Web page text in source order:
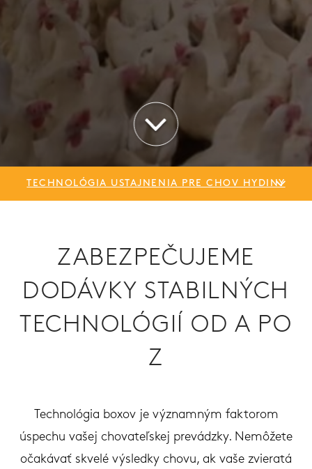
TECHNOLÓGIA USTAJNENIA PRE CHOV HYDINY
ZABEZPEČUJEME
DODÁVKY STABILNÝCH
TECHNOLÓGIÍ OD A PO
Z
Technológia boxov je významným faktorom
úspechu vašej chovateľskej prevádzky. Nemôžete
očakávať skvelé výsledky chovu, ak vaše zvieratá